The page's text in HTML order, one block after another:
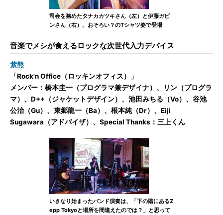
司会を務めたタナカカツキさん（左）と伊藤ガビ
ンさん（右）。おそろい？のTシャツ姿で登場
音楽でメシが食えるロックな次世代入力デバイス
紫熊
「Rock'n Office（ロッキンオフィス）」
メンバー：橋本圭一（プログラマ兼デザイナ）、リン（プログラ
マ）、D++（ジャケットデザイン）、池田みちる（Vo）、谷池
公治（Gu）、東郷龍一（Ba）、根本純（Dr）、Eiji
Sugawara（アドバイザ）、Special Thanks：三上くん
いきなり始まったバンド演奏は、「下の階にあるZ
epp Tokyoと場所を間違えたのでは？」と思って